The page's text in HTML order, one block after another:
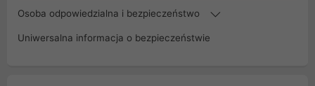
Osoba odpowiedzialna i bezpieczeństwo
Uniwersalna informacja o bezpieczeństwie